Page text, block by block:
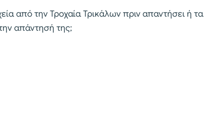
από την Τροχαία Τρικάλων πριν απαντήσει ή τα
απάντησή της;